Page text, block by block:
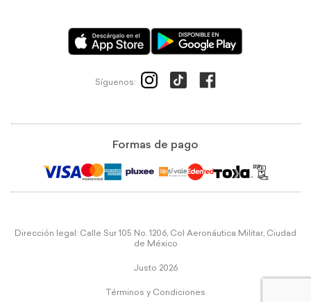
Síguenos:
Formas de pago
Dirección legal: Calle Sur 105 No. 1206, Col Aeronáutica Militar, Ciudad
de México
Justo 2026
Términos y Condiciones